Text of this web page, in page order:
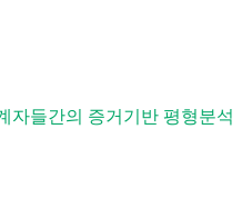
자들간의 증거기반 평형분석